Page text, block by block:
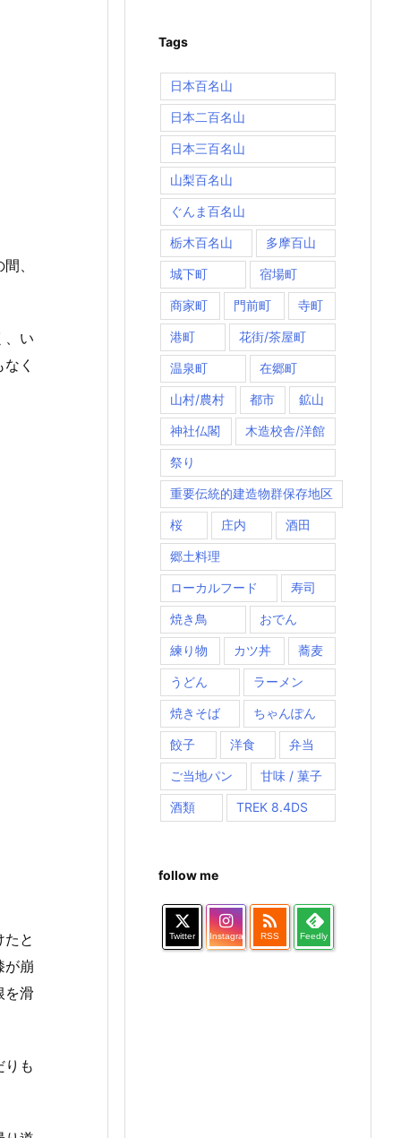
、
、い
く
と
が崩
を滑
りも
Tags
日本百名山
日本二百名山
日本三百名山
山梨百名山
ぐんま百名山
栃木百名山 多摩百山
城下町 宿場町
商家町 門前町 寺町
港町 花街/茶屋町
温泉町 在郷町
山村/農村 都市 鉱山
神社仏閣 木造校舎/洋館
祭り
重要伝統的建造物群保存地区
桜 庄内 酒田
郷土料理
ローカルフード 寿司
焼き鳥 おでん
練り物 カツ丼 蕎麦
うどん ラーメン
焼きそば ちゃんぽん
餃子 洋食 弁当
ご当地パン 甘味 / 菓子
酒類 TREK 8.4DS
follow me
Twitter Instagram

RSS Feedly